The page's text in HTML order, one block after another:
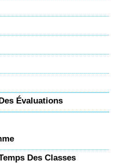
Évaluations
Des Classes